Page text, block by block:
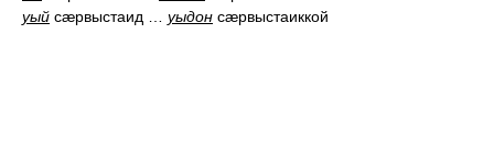
уый сæрвыстаид уыдон сæрвыстаиккой